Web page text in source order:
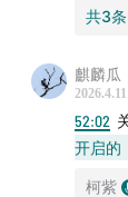
共3
麒麟瓜
2026.4.11
52:02
开启的
柯紫